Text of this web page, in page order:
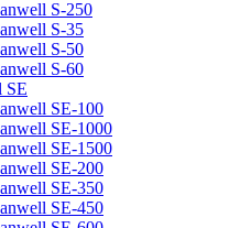
S-250
S-35
S-50
S-60
SE
SE-100
SE-1000
SE-1500
SE-200
SE-350
SE-450